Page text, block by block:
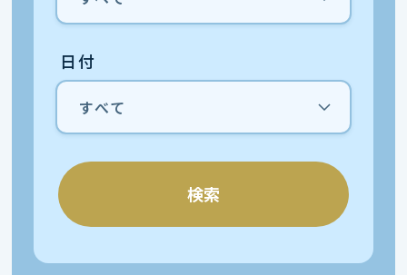
日付
検索